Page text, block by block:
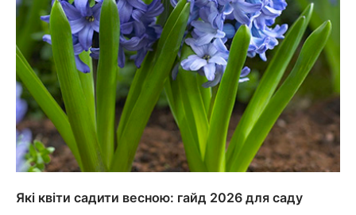
Які квіти садити весною: гайд 2026 для саду